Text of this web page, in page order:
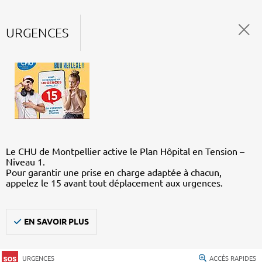
URGENCES
Le CHU de Montpellier active le Plan Hôpital en Tension –
Niveau 1.
Pour garantir une prise en charge adaptée à chacun,
appelez le 15 avant tout déplacement aux urgences.
EN SAVOIR PLUS
URGENCES ACCÈS RAPIDES